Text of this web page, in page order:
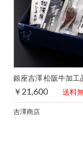
銀座吉澤 松阪牛加工
￥21,600 送料
吉澤商店